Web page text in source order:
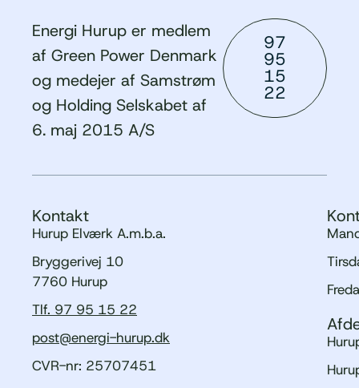
Energi Hurup er medlem
af Green Power Denmark
og medejer af Samstrøm
og Holding Selskabet af
6. maj 2015 A/S
97
95
15
22
Kontakt
Hurup Elværk A.m.b.a.
Bryggerivej 10
7760 Hurup
Tlf. 97 95 15 22
post@energi-hurup.dk
CVR-nr: 25707451